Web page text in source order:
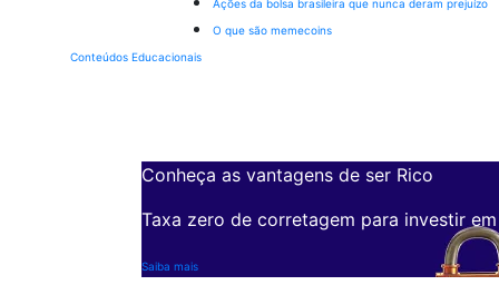
Ações da bolsa brasileira que nunca deram prejuízo
O que são memecoins
Conteúdos Educacionais
Conheça as vantagens de ser Rico
Taxa zero de corretagem para investir
Saiba mais